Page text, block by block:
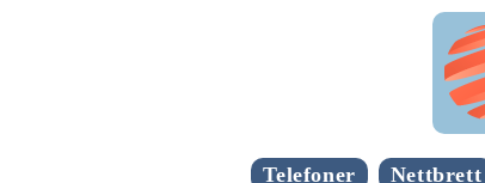
Telefoner Nettbrett